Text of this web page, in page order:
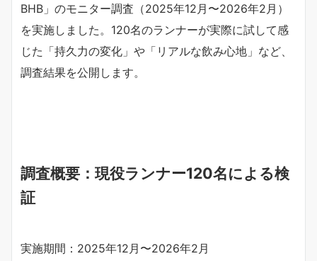
BHB」のモニター調査（2025年12月〜2026年2月）
を実施しました。120名のランナーが実際に試して感
じた「持久力の変化」や「リアルな飲み心地」など、
調査結果を公開します。
調査概要：現役ランナー120名による検
証
実施期間：2025年12月〜2026年2月